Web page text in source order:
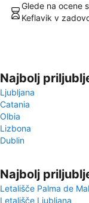
Glede na ocene
Keflavik v
Najbolj
Ljubljana
Catania
Olbia
Lizbona
Dublin
Najbolj
Letališče Palma de
Letališče Ljubljana